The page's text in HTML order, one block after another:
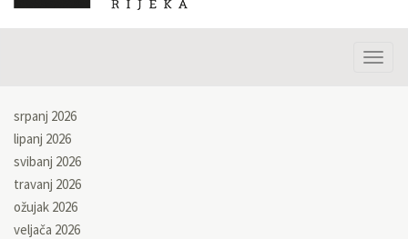
srpanj 2026
lipanj 2026
svibanj 2026
travanj 2026
ožujak 2026
veljača 2026